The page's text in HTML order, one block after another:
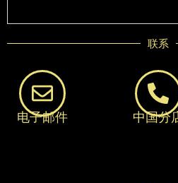
联系
中国分
电子邮件